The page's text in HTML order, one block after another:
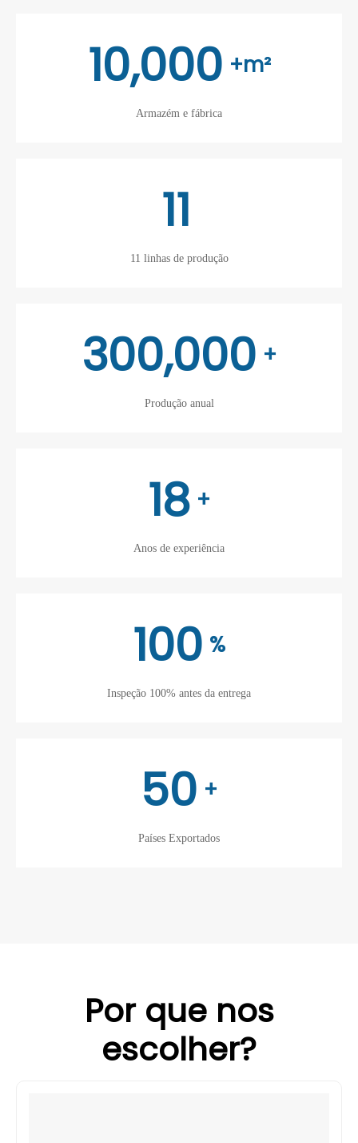
10,000 +m²
Armazém e fábrica
11
11 linhas de produção
300,000 +
Produção anual
18 +
Anos de experiência
100 %
Inspeção 100% antes da entrega
50 +
Países Exportados
Por que nos
escolher?